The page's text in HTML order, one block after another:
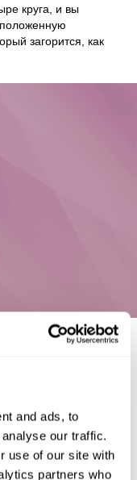
and ads, to
our traffic.
use of our site with
partners who
круга, и вы
загорится, как
A free, easy-to-
reaction time
task. Behavior